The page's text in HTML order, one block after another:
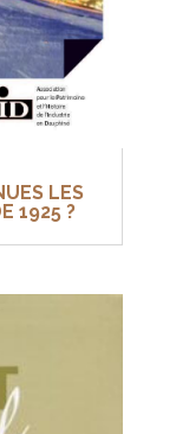
LES
1925 ?